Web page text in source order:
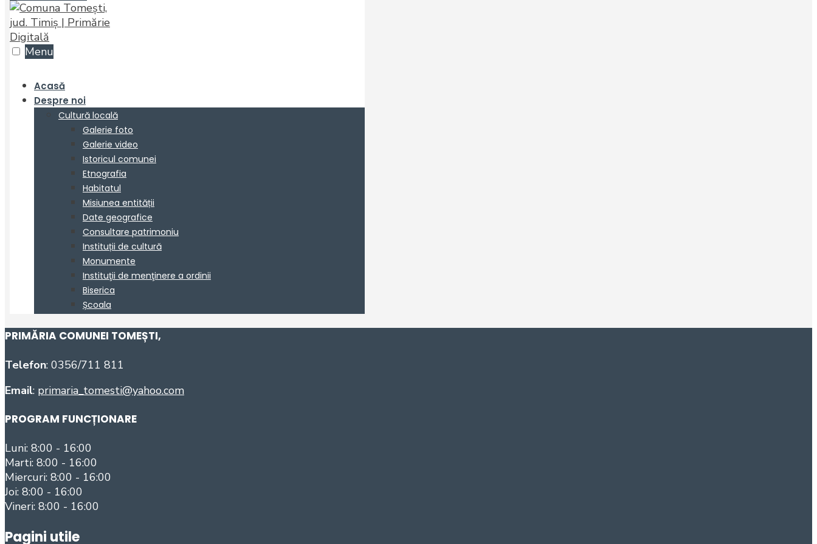
PRIMĂRIA COMUNEI TOMEȘTI,
Telefon: 0356/711 811
Email: primaria_tomesti@yahoo.com
PROGRAM FUNCȚIONARE
Luni: 8:00 - 16:00
Marti: 8:00 - 16:00
Miercuri: 8:00 - 16:00
Joi: 8:00 - 16:00
Vineri: 8:00 - 16:00
Pagini utile